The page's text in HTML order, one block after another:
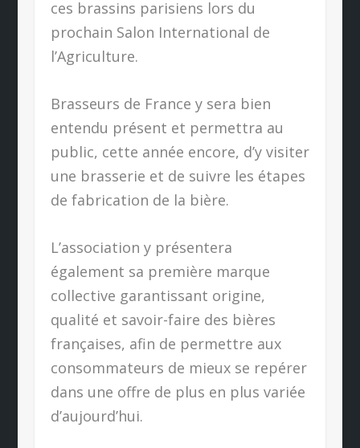
ces brassins parisiens lors du
prochain Salon International de
l’Agriculture.
Brasseurs de France y sera bien
entendu présent et permettra au
public, cette année encore, d’y visiter
une brasserie et de suivre les étapes
de fabrication de la bière.
L’association y présentera
également sa première marque
collective garantissant origine,
qualité et savoir-faire des bières
françaises, afin de permettre aux
consommateurs de mieux se repérer
dans une offre de plus en plus variée
d’aujourd’hui.